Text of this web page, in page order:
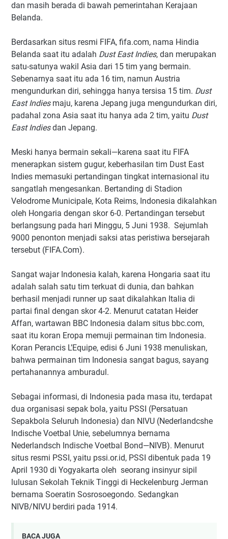
dan masih berada di bawah pemerintahan Kerajaan
Belanda.
Berdasarkan situs resmi FIFA, fifa.com, nama Hindia
Belanda saat itu adalah Dust East Indies, dan merupakan
satu-satunya wakil Asia dari 15 tim yang bermain.
Sebenarnya saat itu ada 16 tim, namun Austria
mengundurkan diri, sehingga hanya tersisa 15 tim. Dust
East Indiesmaju, karena Jepang juga mengundurkan diri,
padahal zona Asia saat itu hanya ada 2 tim, yaitu Dust
East Indiesdan Jepang.
Meski hanya bermain sekali—karena saat itu FIFA
menerapkan sistem gugur, keberhasilan tim Dust East
Indies memasuki pertandingan tingkat internasional itu
sangatlah mengesankan. Bertanding di Stadion
Velodrome Municipale, Kota Reims, Indonesia dikalahkan
oleh Hongaria dengan skor 6-0. Pertandingan tersebut
berlangsung pada hari Minggu, 5 Juni 1938. Sejumlah
9000 penonton menjadi saksi atas peristiwa bersejarah
tersebut (FIFA.Com).
Sangat wajar Indonesia kalah, karena Hongaria saat itu
adalah salah satu tim terkuat di dunia, dan bahkan
berhasil menjadi runner up saat dikalahkan Italia di
partai final dengan skor 4-2. Menurut catatan Heider
Affan, wartawan BBC Indonesia dalam situs bbc.com,
saat itu koran Eropa memuji permainan tim Indonesia.
Koran Perancis L’Equipe, edisi 6 Juni 1938 menuliskan,
bahwa permainan tim Indonesia sangat bagus, sayang
pertahanannya amburadul.
Sebagai informasi, di Indonesia pada masa itu, terdapat
dua organisasi sepak bola, yaitu PSSI (Persatuan
Sepakbola Seluruh Indonesia) dan NIVU (Nederlandcshe
Indische Voetbal Unie, sebelumnya bernama
Nederlandsch Indische Voetbal Bond—NIVB). Menurut
situs resmi PSSI, yaitu pssi.or.id, PSSI dibentuk pada 19
April 1930 di Yogyakarta oleh seorang insinyur sipil
lulusan Sekolah Teknik Tinggi di Heckelenburg Jerman
bernama Soeratin Sosrosoegondo. Sedangkan
NIVB/NIVU berdiri pada 1914.
BACA JUGA